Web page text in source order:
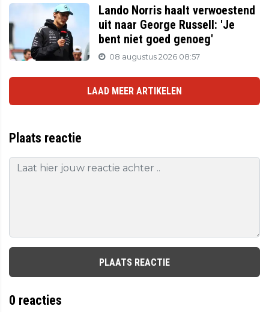
Lando Norris haalt verwoestend
uit naar George Russell: 'Je
bent niet goed genoeg'
08 augustus 2026 08:57
LAAD MEER ARTIKELEN
Plaats reactie
PLAATS REACTIE
0 reacties